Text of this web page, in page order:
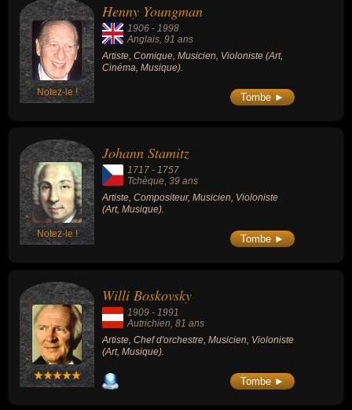
Notez-le !
Henny Youngman
1906 - 1998
Anglais , 91 ans
Artiste, Comique, Musicien, Violoniste (Art,
Cinéma, Musique).
Tombe ►
Notez-le !
Johann Stamitz
1717 - 1757
Tchèque, 39 ans
Artiste, Compositeur, Musicien, Violoniste
(Art, Musique).
Tombe ►
Willi Boskovsky
1909 - 1991
Autrichien, 81 ans
Artiste, Chef d'orchestre, Musicien, Violoniste
(Art, Musique).
Tombe ►